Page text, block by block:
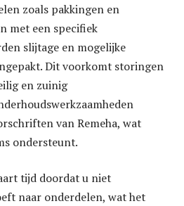
zoals pakkingen en
met een specifiek
slijtage en mogelijke
Dit voorkomt storingen
en zuinig
van Remeha, wat
ondersteunt.
tijd doordat u niet
naar onderdelen, wat het